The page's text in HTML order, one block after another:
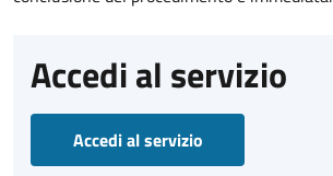
Accedi al servizio
Accedi al servizio